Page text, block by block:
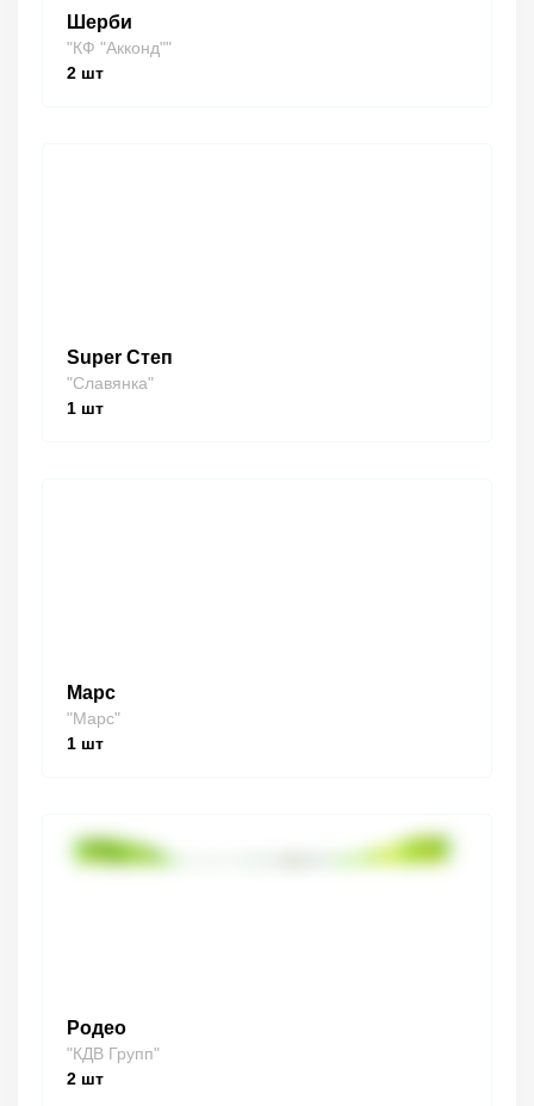
Шерби
"КФ "Акконд""
2 шт
Super Степ
"Славянка"
1 шт
Марс
"Марс"
1 шт
Родео
"КДВ Групп"
2 шт